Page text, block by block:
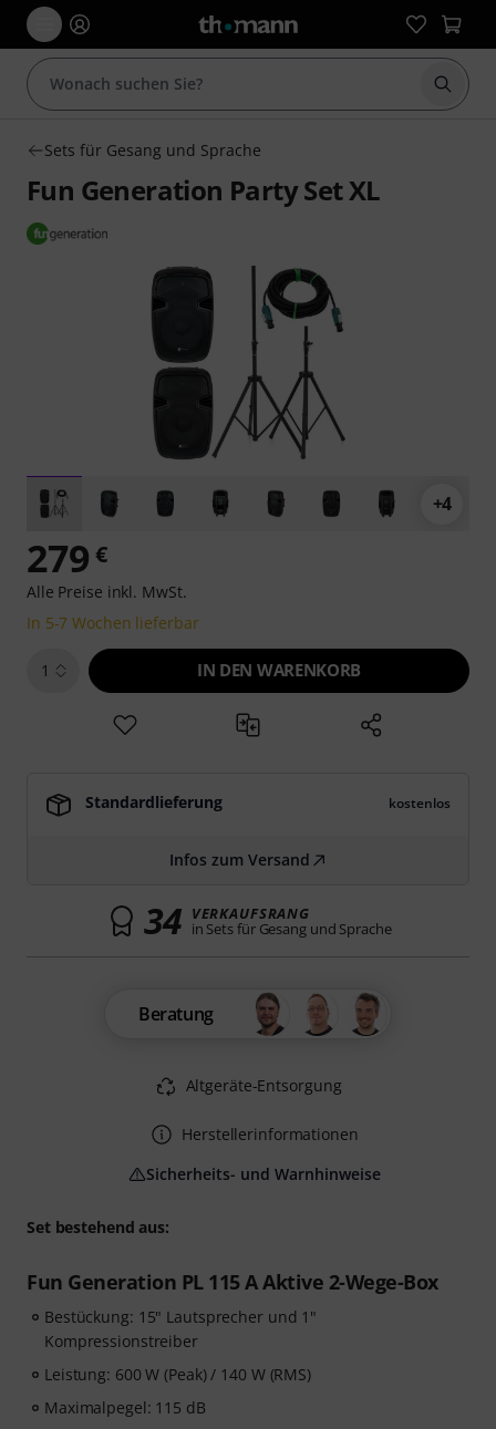
Suche
Sets für Gesang und Sprache
Fun Generation Party Set XL
+4
Set bestehend aus:
Fun Generation PL 115 A Aktive 2-Wege-Box
Bestückung: 15" Lautsprecher und 1"
Kompressionstreiber
Leistung: 600 W (Peak) / 140 W (RMS)
Maximalpegel: 115 dB
279 €
Alle Preise inkl. MwSt.
In 5-7 Wochen lieferbar
1 IN DEN WARENKORB
Standardlieferung kostenlos
Infos zum Versand
34 VERKAUFSRANG
in Sets für Gesang und Sprache
Beratung
Altgeräte-Entsorgung
Herstellerinformationen
Sicherheits- und Warnhinweise